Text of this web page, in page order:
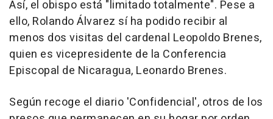
Así, el obispo está "limitado totalmente". Pese a
ello, Rolando Álvarez sí ha podido recibir al
menos dos visitas del cardenal Leopoldo Brenes,
quien es vicepresidente de la Conferencia
Episcopal de Nicaragua, Leonardo Brenes.
Según recoge el diario 'Confidencial', otros de los